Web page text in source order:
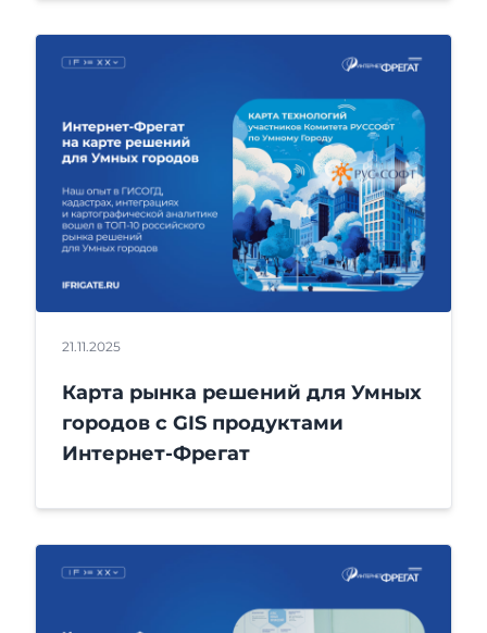
21.11.2025
Карта рынка решений для Умных
городов с GIS продуктами
Интернет-Фрегат